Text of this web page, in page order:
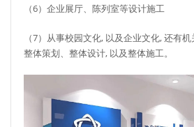
（6）企业展厅、陈列室等设计施工
（7）从事校园文化, 以及企业文化, 还有
整体策划、整体设计, 以及整体施工。